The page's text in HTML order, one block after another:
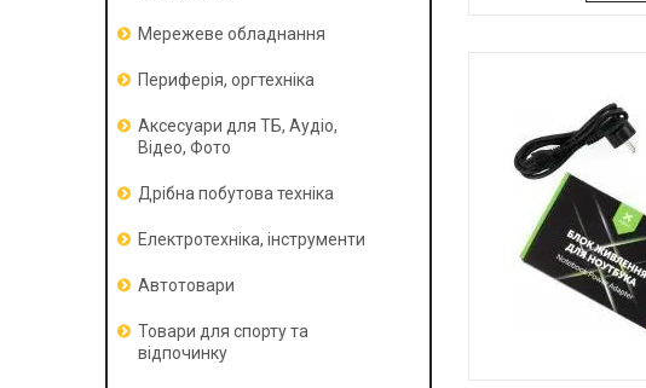
Мережеве обладнання
Периферія, оргтехніка
Аксесуари для ТБ, Аудіо,
Відео, Фото
Дрібна побутова техніка
Електротехніка, інструменти
Автотовари
Товари для спорту та
відпочинку